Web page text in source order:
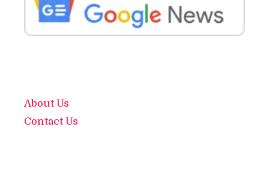
About Us
Contact Us